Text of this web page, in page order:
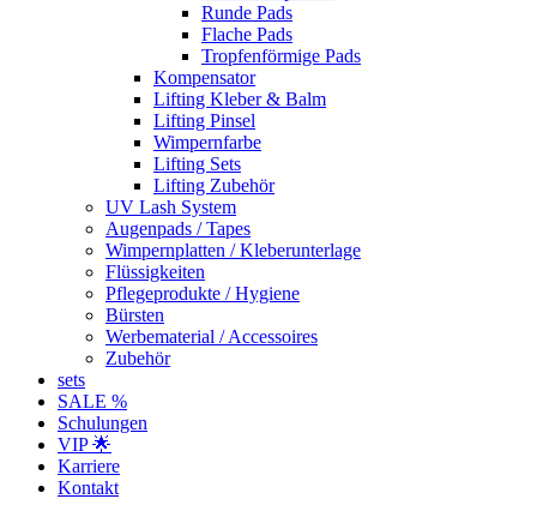
Runde Pads
Flache Pads
Tropfenförmige Pads
Kompensator
Lifting Kleber & Balm
Lifting Pinsel
Wimpernfarbe
Lifting Sets
Lifting Zubehör
UV Lash System
Augenpads / Tapes
Wimpernplatten / Kleberunterlage
Flüssigkeiten
Pflegeprodukte / Hygiene
Bürsten
Werbematerial / Accessoires
Zubehör
sets
SALE %
Schulungen
VIP 🌟
Karriere
Kontakt